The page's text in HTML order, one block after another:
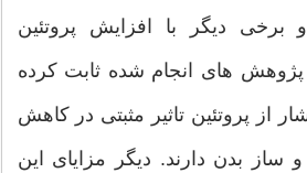
برخی دیگر با افزایش پروتئین
پژوهش های انجام شده ثابت کرده
از پروتئین تاثیر مثبتی در کاهش
بدن دارند. دیگر مزایای این